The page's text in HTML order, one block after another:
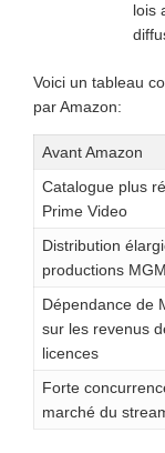
lois
Voici un tableau
par Amazon:
Avant Amazon
Catalogue plus
Prime Video
Distribution
productions MGM
Dépendance de
sur les revenus
licences
Forte
marché du